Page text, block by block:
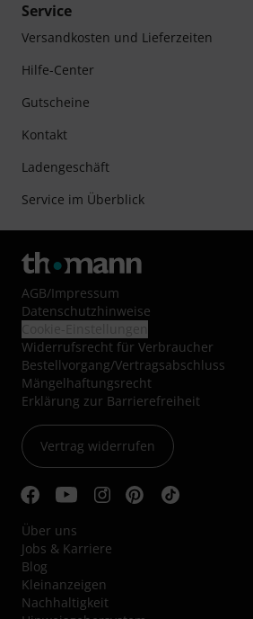
Service
Versandkosten und Lieferzeiten
Hilfe-Center
Gutscheine
Kontakt
Ladengeschäft
Service im Überblick
AGB/Impressum
Datenschutzhinweise
Widerrufsrecht für Verbraucher
Bestellvorgang/Vertragsabschluss
Mängelhaftungsrecht
Erklärung zur Barrierefreiheit
Vertrag widerrufen
Über uns
Jobs & Karriere
Blog
Kleinanzeigen
Nachhaltigkeit